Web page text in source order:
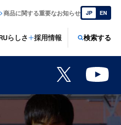
らしさ 採用情報 検索する
商品に関する重要なお知らせ JP EN